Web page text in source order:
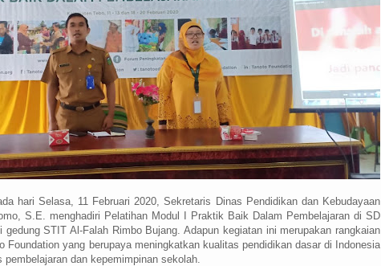
hari Selasa, 11 Februari 2020, Sekretaris Dinas Pendidikan dan Kebudayaan
S.E. menghadiri Pelatihan Modul I Praktik Baik Dalam Pembelajaran di SD
STIT Al-Falah Rimbo Bujang. Adapun kegiatan ini merupakan rangkaian
Foundation yang berupaya meningkatkan kualitas pendidikan dasar di Indonesia
dan kepemimpinan sekolah.